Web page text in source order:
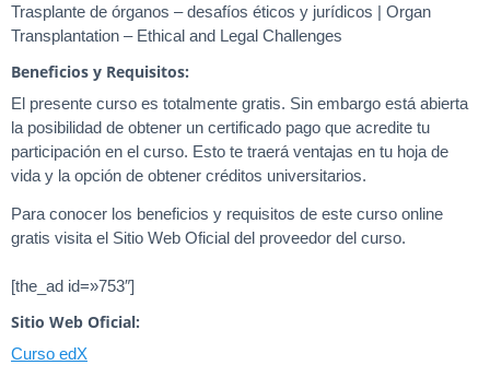
Trasplante de órganos – desafíos éticos y jurídicos | Organ
Transplantation – Ethical and Legal Challenges
Beneficios y Requisitos:
El presente curso es totalmente gratis. Sin embargo está abierta
la posibilidad de obtener un certificado pago que acredite tu
participación en el curso. Esto te traerá ventajas en tu hoja de
vida y la opción de obtener créditos universitarios.
Para conocer los beneficios y requisitos de este curso online
gratis visita el Sitio Web Oficial del proveedor del curso.
[the_ad id=»753″]
Sitio Web Oficial:
Curso edX